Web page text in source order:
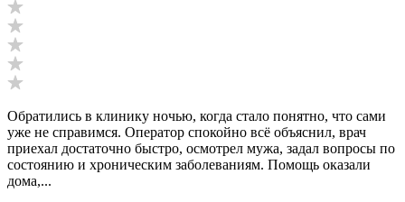
Обратились в клинику ночью, когда стало понятно, что сами
уже не справимся. Оператор спокойно всё объяснил, врач
приехал достаточно быстро, осмотрел мужа, задал вопросы по
состоянию и хроническим заболеваниям. Помощь оказали
дома,...